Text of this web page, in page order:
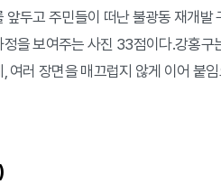
앞두고 주민들이 떠난 불광동 재개발
을 보여주는 사진 33점이다.강홍
여러 장면을 매끄럽지 않게 이어 붙